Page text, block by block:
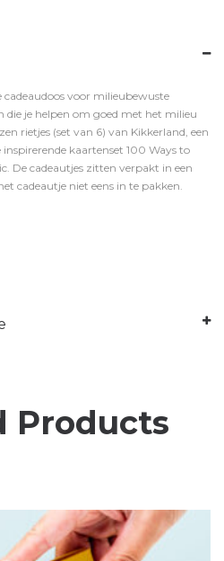
cadeaudoos voor milieubewuste
die je helpen om goed met het milieu
rietjes (set van 6) van Kikkerland, een
kaartenset 100 Ways to
De cadeautjes zitten verpakt in een
cadeautje niet eens in te pakken.
Products